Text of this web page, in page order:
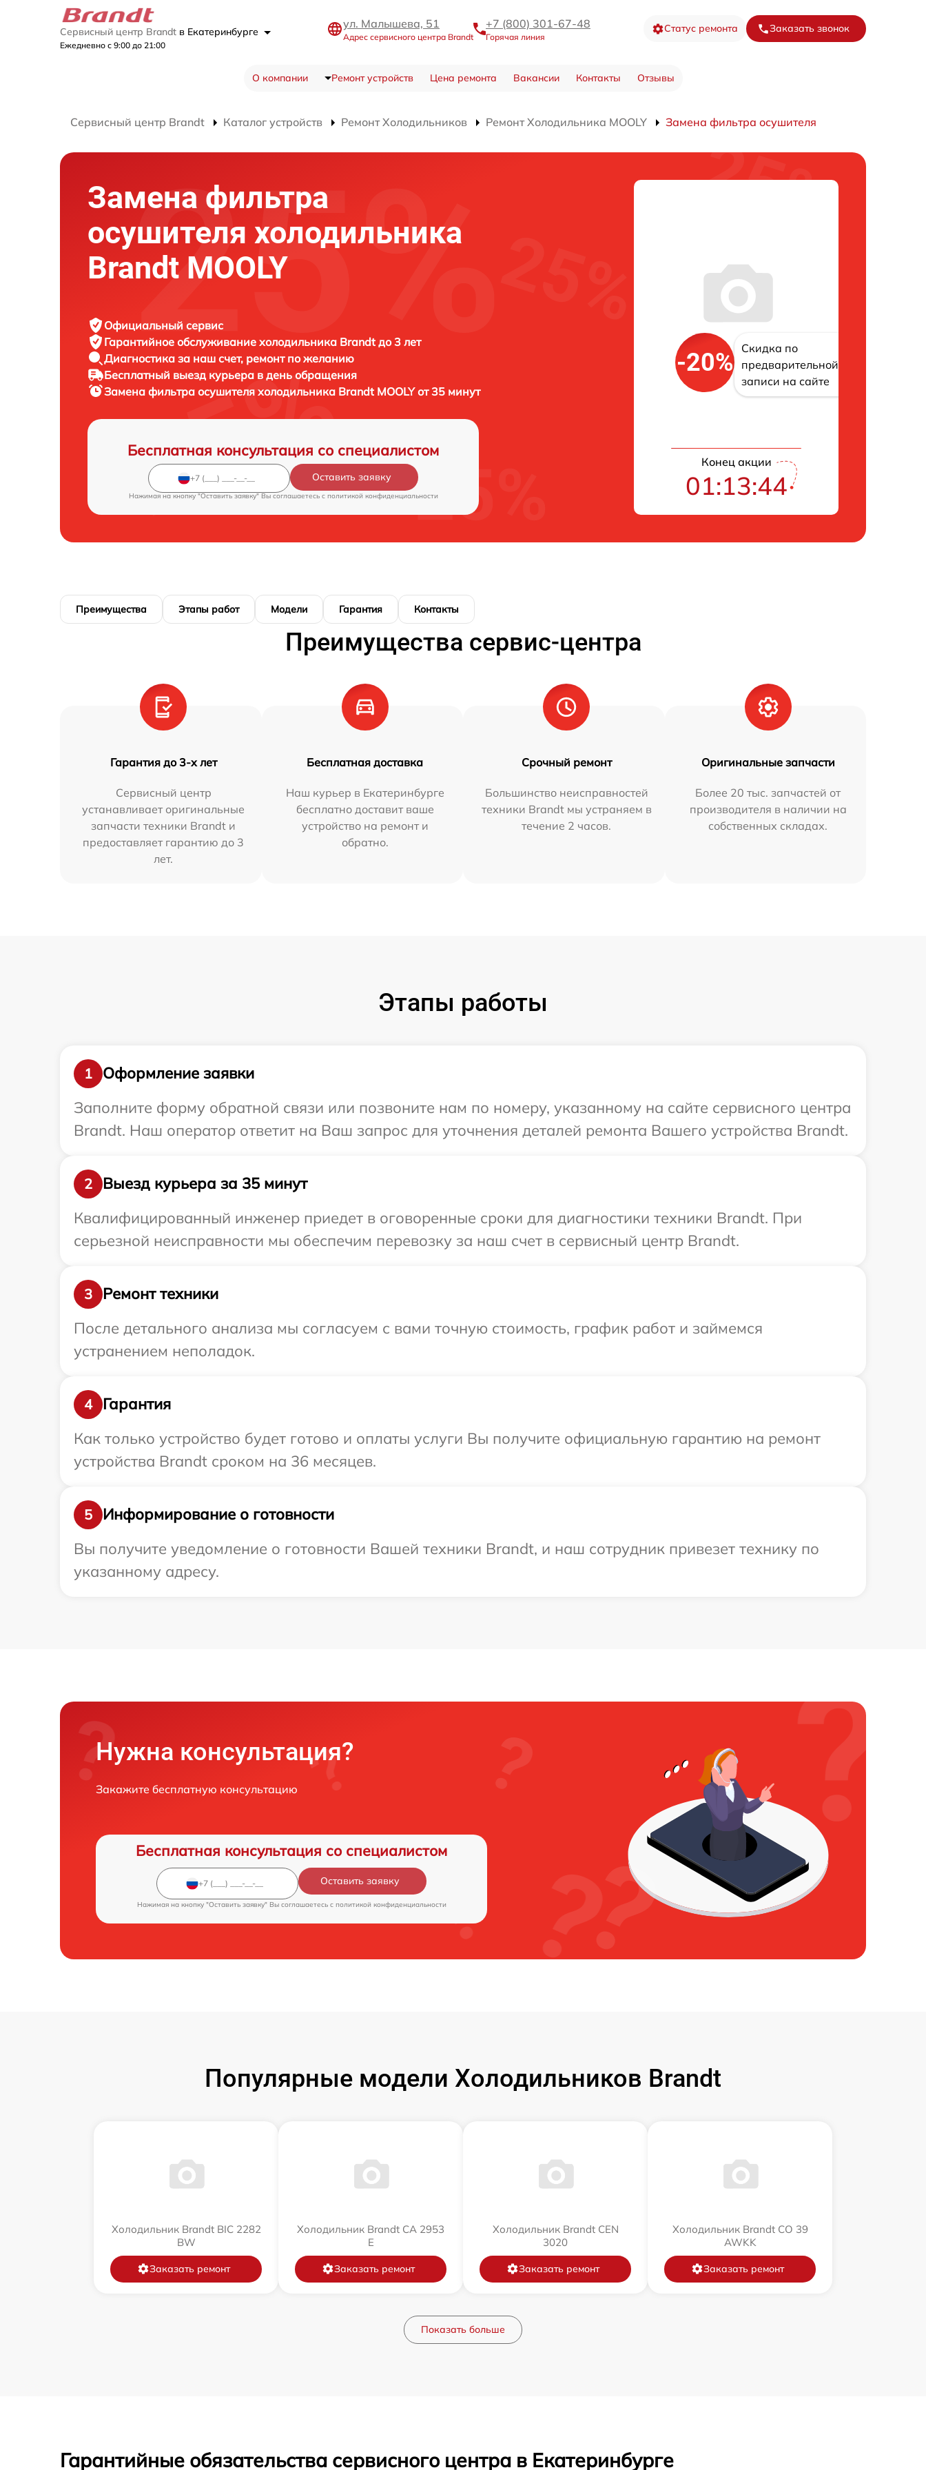
Сервисный центр Brandt в Екатеринбурге
Ежедневно с 9:00 до 21:00
ул. Малышева, 51
Адрес сервисного центра Brandt
+7 (800) 301-67-48
Горячая линия
Статус ремонта Заказать звонок
О компании Ремонт устройств Цена ремонта Вакансии Контакты Отзывы
Сервисный центр Brandt Каталог устройств Ремонт Холодильников Ремонт Холодильника MOOLY Замена фильтра осушителя
Замена фильтра
осушителя холодильника
Brandt MOOLY
Официальный сервис
Гарантийное обслуживание холодильника Brandt до 3 лет
Диагностика за наш счет, ремонт по желанию
Бесплатный выезд курьера в день обращения
Замена фильтра осушителя холодильника Brandt MOOLY от 35 минут
Бесплатная консультация со специалистом
Оставить заявку
Нажимая на кнопку "Оставить заявку" Вы соглашаетесь c политикой конфиденциальности
-20%
Скидка по
предварительной
записи на сайте
Конец акции
01:13:43
Преимущества Этапы работ Модели Гарантия Контакты
Преимущества сервис-центра
Гарантия до 3-х лет
Сервисный центр
устанавливает оригинальные
запчасти техники Brandt и
предоставляет гарантию до 3
лет.
Бесплатная доставка
Наш курьер в Екатеринбурге
бесплатно доставит ваше
устройство на ремонт и
обратно.
Срочный ремонт
Большинство неисправностей
техники Brandt мы устраняем в
течение 2 часов.
Оригинальные запчасти
Более 20 тыс. запчастей от
производителя в наличии на
собственных складах.
Этапы работы
1
Оформление заявки
Заполните форму обратной связи или позвоните нам по номеру, указанному на сайте сервисного центра
Brandt. Наш оператор ответит на Ваш запрос для уточнения деталей ремонта Вашего устройства Brandt.
2
Выезд курьера за 35 минут
Квалифицированный инженер приедет в оговоренные сроки для диагностики техники Brandt. При
серьезной неисправности мы обеспечим перевозку за наш счет в сервисный центр Brandt.
3
Ремонт техники
После детального анализа мы согласуем с вами точную стоимость, график работ и займемся
устранением неполадок.
4
Гарантия
Как только устройство будет готово и оплаты услуги Вы получите официальную гарантию на ремонт
устройства Brandt сроком на 36 месяцев.
5
Информирование о готовности
Вы получите уведомление о готовности Вашей техники Brandt, и наш сотрудник привезет технику по
указанному адресу.
Нужна консультация?
Закажите бесплатную консультацию
Бесплатная консультация со специалистом
Оставить заявку
Нажимая на кнопку "Оставить заявку" Вы соглашаетесь c политикой конфиденциальности
Популярные модели Холодильников Brandt
Холодильник Brandt BIC 2282
BW
Заказать ремонт
Холодильник Brandt CA 2953
E
Заказать ремонт
Холодильник Brandt CEN
3020
Заказать ремонт
Холодильник Brandt CO 39
AWKK
Заказать ремонт
Показать больше
Гарантийные обязательства сервисного центра в Екатеринбурге